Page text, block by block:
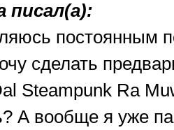
писал(а):
постоянным
сделать
Steampunk Ra
А вообще я уже